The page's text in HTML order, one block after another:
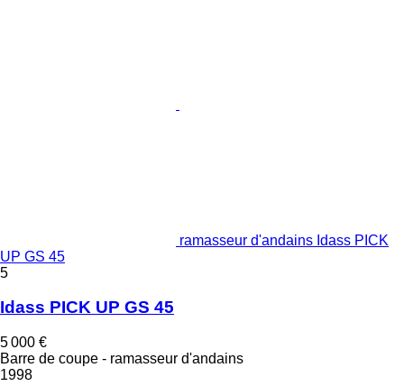
ramasseur d'andains Idass PICK
UP GS 45
5
Idass PICK UP GS 45
5 000 €
Barre de coupe - ramasseur d'andains
1998